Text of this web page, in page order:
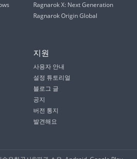
Ragnarok X: Next Generation
Ragnarok Origin Global
지원
사용자 안내
설정 튜토리얼
블로그 글
공지
버전 통지
발견해요